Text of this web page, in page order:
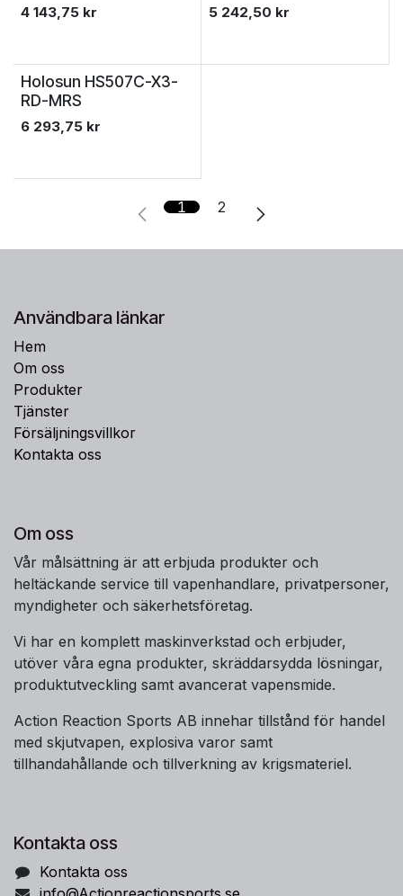
4 143,75 kr 5 242,50 kr
Holosun HS507C-X3-
RD-MRS
6 293,75 kr
1 2
Användbara länkar
Hem
Om oss
Produkter
Tjänster
Försäljningsvillkor
Kontakta oss
Om oss
Vår målsättning är att erbjuda produkter och
heltäckande service till vapenhandlare, privatpersoner,
myndigheter och säkerhetsföretag.
Vi har en komplett maskinverkstad och erbjuder,
utöver våra egna produkter, skräddarsydda lösningar,
produktutveckling samt avancerat vapensmide.
Action Reaction Sports AB innehar tillstånd för handel
med skjutvapen, explosiva varor samt
tillhandahållande och tillverkning av krigsmateriel.
Kontakta oss
Kontakta oss